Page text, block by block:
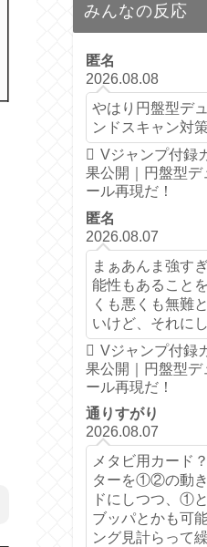
みんなの反応
匿名
2026.08.08
やはり円盤型デ
ンドスキャン対
Vジャンプ付録
果公開｜円盤型
ール再現だ！
匿名
2026.08.07
まぁあんま強す
能性もあること
くも悪くも無難
いけど、それに
Vジャンプ付録
果公開｜円盤型
ール再現だ！
通りすがり
2026.08.07
メタビ用カード
ターを①②の動
ドにしつつ、①
ブッパとかも可
ング見計らって